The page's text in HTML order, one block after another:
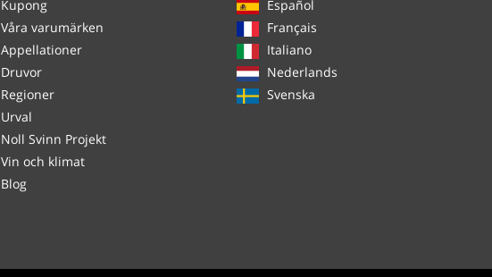
Kupong
Våra varumärken
Appellationer
Druvor
Regioner
Urval
Noll Svinn Projekt
Vin och klimat
Blog
Español
Français
Italiano
Nederlands
Svenska